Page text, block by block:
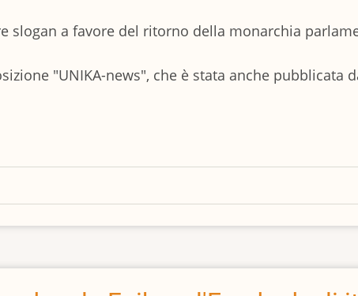
slogan a favore del ritorno della monarchia
"UNIKA-news", che è stata anche pubblicata